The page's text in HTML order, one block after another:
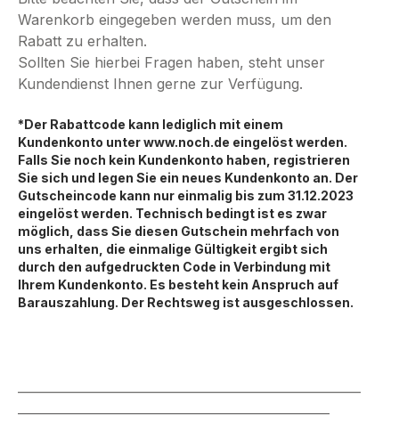
Warenkorb eingegeben werden muss, um den
Rabatt zu erhalten.
Sollten Sie hierbei Fragen haben, steht unser
Kundendienst Ihnen gerne zur Verfügung.
*Der Rabattcode kann lediglich mit einem
Kundenkonto unter www.noch.de eingelöst werden.
Falls Sie noch kein Kundenkonto haben, registrieren
Sie sich und legen Sie ein neues Kundenkonto an. Der
Gutscheincode kann nur einmalig bis zum 31.12.2023
eingelöst werden. Technisch bedingt ist es zwar
möglich, dass Sie diesen Gutschein mehrfach von
uns erhalten, die einmalige Gültigkeit ergibt sich
durch den aufgedruckten Code in Verbindung mit
Ihrem Kundenkonto. Es besteht kein Anspruch auf
Barauszahlung. Der Rechtsweg ist ausgeschlossen.